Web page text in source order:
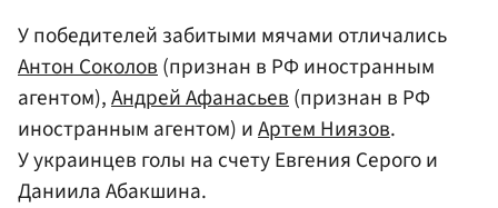
У победителей забитыми мячами отличались
Антон Соколов(признан в РФ иностранным
агентом),Андрей Афанасьев(признан в РФ
иностранным агентом) иАртем Ниязов.
У украинцев голы на счету Евгения Серого и
Даниила Абакшина.